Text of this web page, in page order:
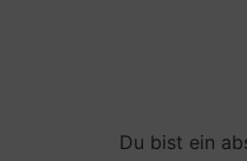
Du bist ein